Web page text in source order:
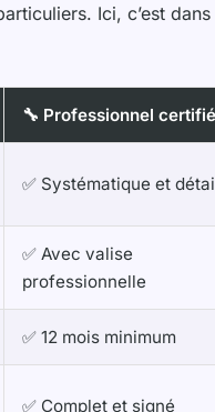
Ici, c’est
🔧 Professionnel certifié
✅ Systématique et
✅ Avec valise
professionnelle
✅ 12 mois minimum
✅ Complet et signé